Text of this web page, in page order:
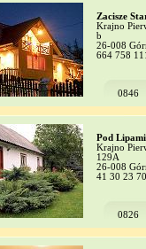
Zacisze
Krajno
b
26-008
664 758
0846
Pod Lipami
Krajno
129A
26-008
41 30 23
0826